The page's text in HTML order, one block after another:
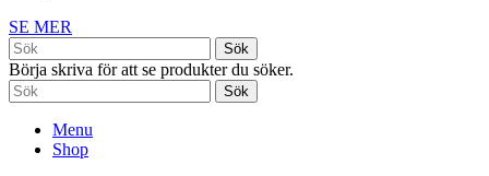
SE MER
Sök
Börja skriva för att se produkter du söker.
Sök
Menu
Shop